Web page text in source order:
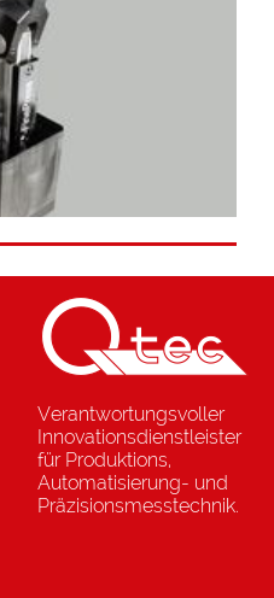
Verantwortungsvoller
Innovationsdienstleister
für Produktions,
Automatisierung- und
Präzisionsmesstechnik.